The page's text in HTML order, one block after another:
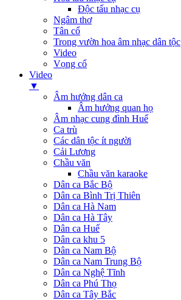
Độc tấu nhạc cụ
Ngâm thơ
Tân cổ
Trong vườn hoa âm nhạc dân tộc
Video
Vọng cổ
Video
▼
Âm hưởng dân ca
Âm hưởng quan họ
Âm nhạc cung đình Huế
Ca trù
Các dân tộc ít người
Cải Lương
Chầu văn
Chầu văn karaoke
Dân ca Bắc Bộ
Dân ca Bình Trị Thiên
Dân ca Hà Nam
Dân ca Hà Tây
Dân ca Huế
Dân ca khu 5
Dân ca Nam Bộ
Dân ca Nam Trung Bộ
Dân ca Nghệ Tĩnh
Dân ca Phú Thọ
Dân ca Tây Bắc